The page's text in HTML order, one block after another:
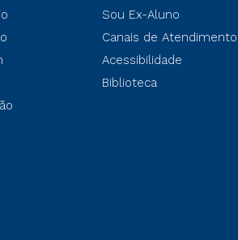
Sou Ex-Aluno
Canais de Atendimento
Acessibilidade
Biblioteca